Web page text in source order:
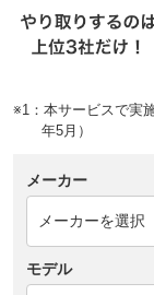
※1：本サービスで実
年5月）
メーカー
モデル